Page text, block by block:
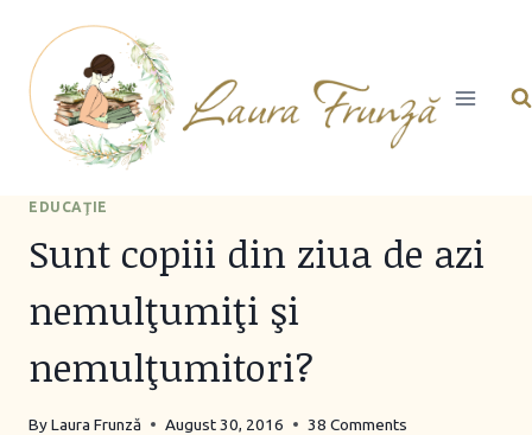
content
EDUCAŢIE
Sunt copiii din ziua de azi
nemulţumiţi şi
nemulţumitori?
ByLaura Frunză August 30, 2016 38 Comments